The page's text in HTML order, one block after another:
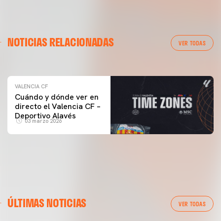
NOTICIAS RELACIONADAS VER TODAS
ENTRENAMIENTO DEL VALENCIA CF 04/03/26
VALENCIA CF
Cuándo y dónde ver en
directo el Valencia CF –
Deportivo Alavés
03 marzo 2026
ÚLTIMAS NOTICIAS VER TODAS